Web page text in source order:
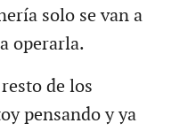
solo se van a
operarla.
de los
pensando y ya